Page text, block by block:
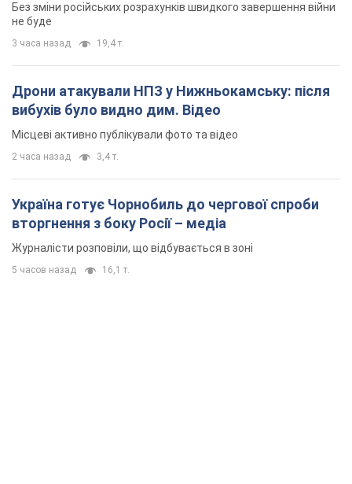
Без зміни російських розрахунків швидкого завершення війни
не буде
3 часа назад 19,4 т.
Дрони атакували НПЗ у Нижньокамську: після
вибухів було видно дим. Відео
Місцеві активно публікували фото та відео
2 часа назад 3,4 т.
Україна готує Чорнобиль до чергової спроби
вторгнення з боку Росії – медіа
Журналісти розповіли, що відбувається в зоні
5 часов назад 16,1 т.